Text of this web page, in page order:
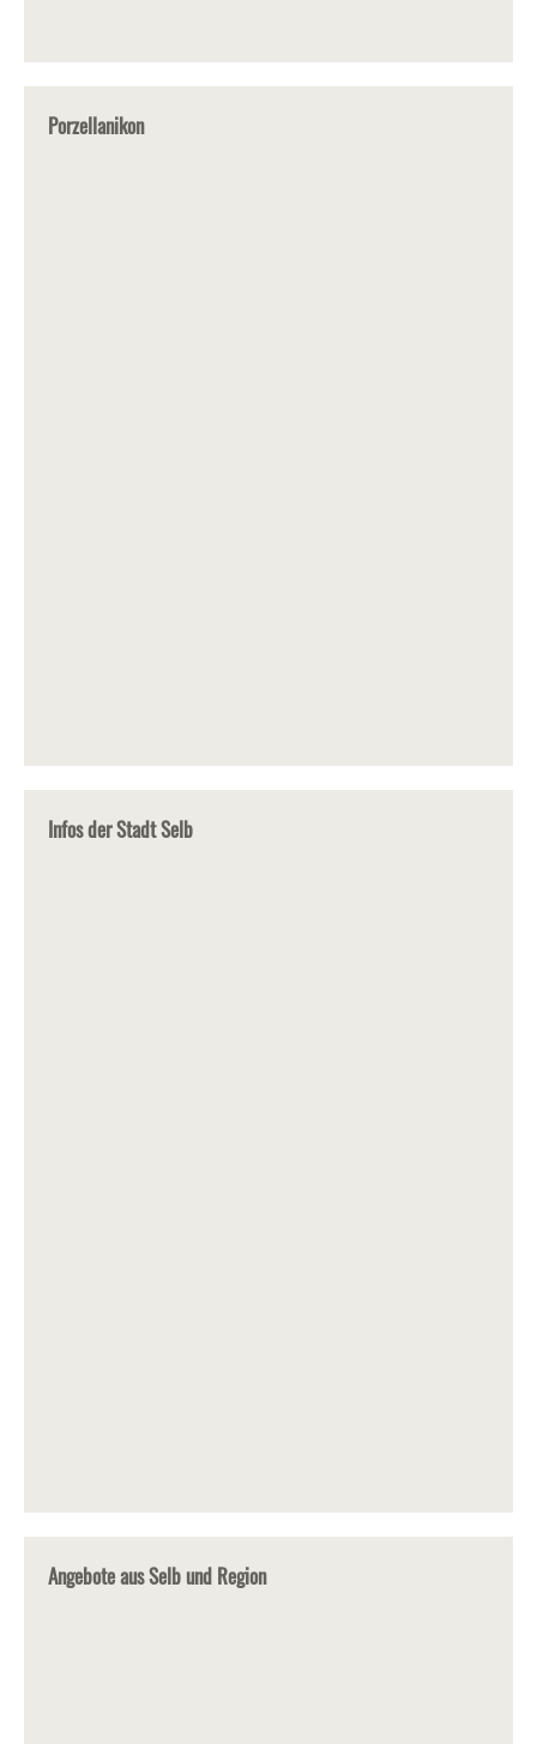
Porzellanikon
Infos der Stadt Selb
Angebote aus Selb und Region